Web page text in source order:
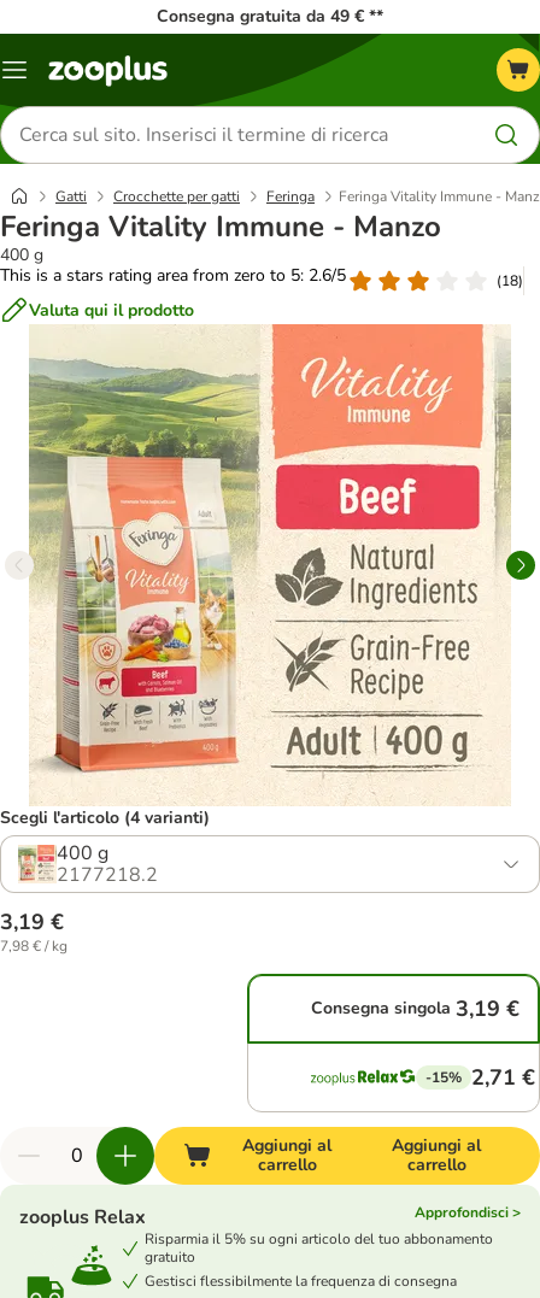
Consegna gratuita da 49 € **
Overview
Cerca
prodotti
Gatti Crocchette per gatti Feringa Feringa Vitality Immune -
Feringa Vitality Immune - Manzo
400 g
This is a stars rating area from zero to 5: 2.6/5
(18)
Valuta qui il prodotto
Scegli l'articolo (4 varianti)
400 g
2177218.2
3,19 €
7,98 € / kg
Consegna singola 3,19 €
-15% 2,71 €
Aggiungi al
carrello
Aggiungi al
carrello
zooplus Relax
Approfondisci >
Risparmia il 5% su ogni articolo del tuo abbonamento
gratuito
Gestisci flessibilmente la frequenza di consegna